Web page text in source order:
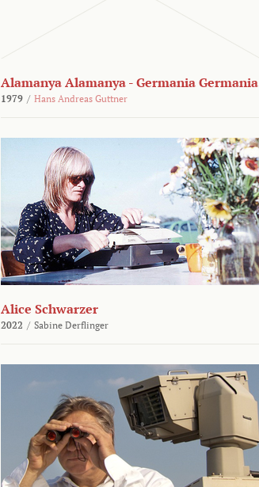
Alamanya Alamanya - Germania Germania
1979 / Hans Andreas Guttner
Alice Schwarzer
2022 / Sabine Derflinger